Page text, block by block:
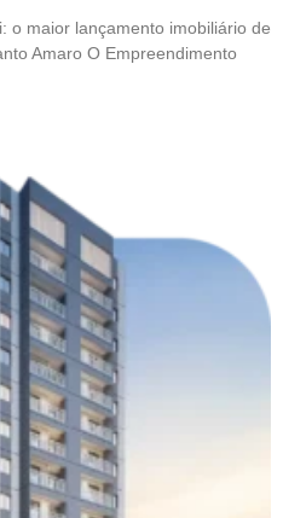
maior lançamento imobiliário de
Amaro O Empreendimento